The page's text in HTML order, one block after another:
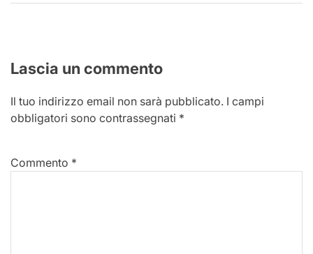
Lascia un commento
Il tuo indirizzo email non sarà pubblicato. I campi
obbligatori sono contrassegnati *
Commento *